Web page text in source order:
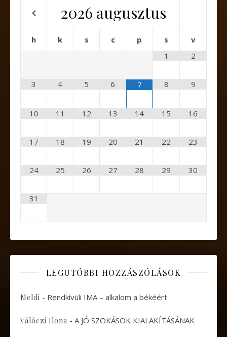
2026 augusztus
h k s c p s
v
1
2
3 4 5 6 7 8 9
10 11 12 13 14 15 16
17 18 19 20 21 22 23
24 25 26 27 28 29 30
31
LEGUTÓBBI HOZZÁSZÓLÁSOK
Meldi - Rendkívüli IMA – alkalom a békéért
Válóczi Ilona - A JÓ SZOKÁSOK KIALAKÍTÁSÁNAK